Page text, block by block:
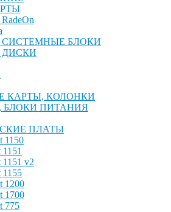
БЛОКИ
ДИСКИ
КАРТЫ, КОЛОНКИ
БЛОКИ ПИТАНИЯ
ПЛАТЫ
1150
1151
1151 v2
1155
1200
1700
775